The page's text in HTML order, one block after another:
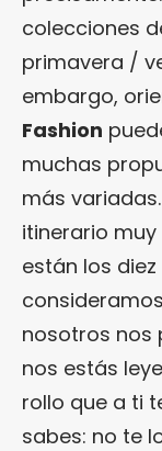
colecciones
primavera /
embargo,
Fashion
muchas
más
itinerario muy
están los
nosotros nos
nos estás
rollo que a ti
sabes: no te